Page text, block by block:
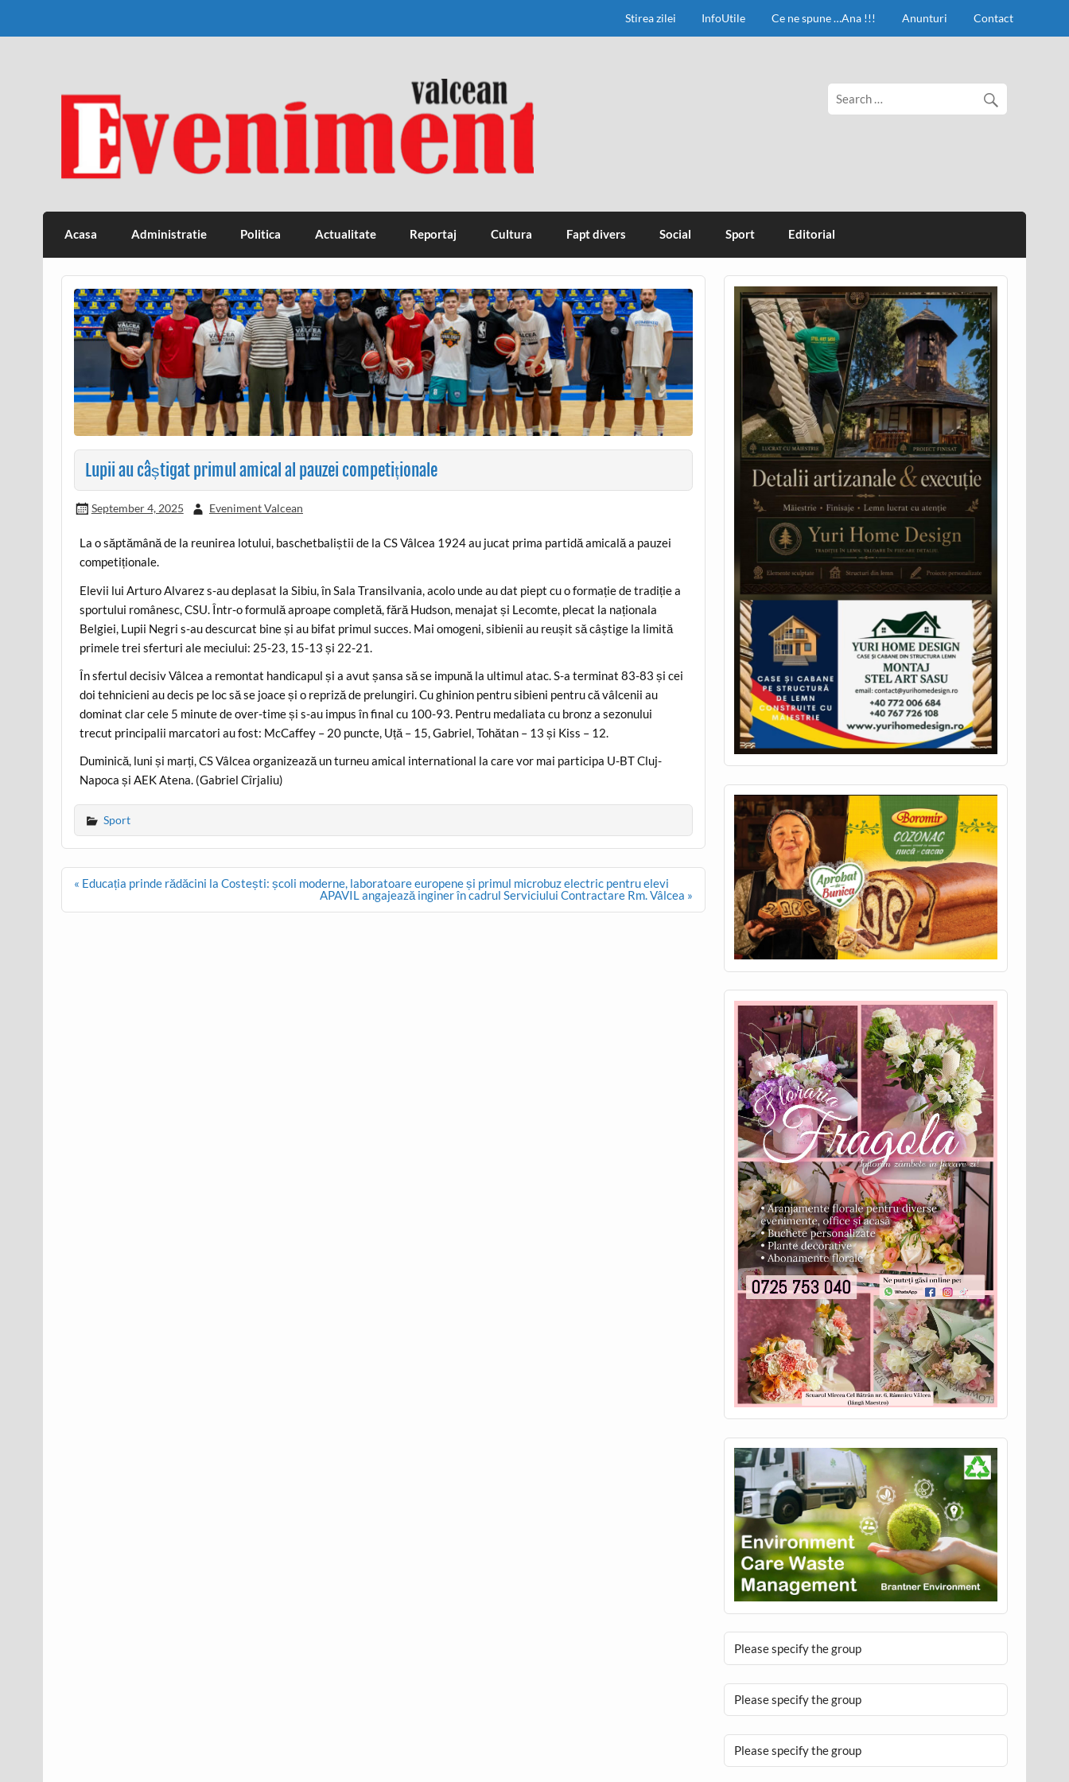
Stirea zilei InfoUtile Ce ne spune …Ana !!! Anunturi Contact
Eveniment Valcean
Acasa Administratie Politica Actualitate Reportaj Cultura Fapt divers Social Sport Editorial
Lupii au câștigat primul amical al pauzei competiționale
September 4, 2025 Eveniment Valcean
La o săptămână de la reunirea lotului, baschetbaliștii de la CS Vâlcea 1924 au jucat prima partidă amicală a pauzei
competiționale.
Elevii lui Arturo Alvarez s-au deplasat la Sibiu, în Sala Transilvania, acolo unde au dat piept cu o formație de tradiție a
sportului românesc, CSU. Într-o formulă aproape completă, fără Hudson, menajat și Lecomte, plecat la naționala
Belgiei, Lupii Negri s-au descurcat bine și au bifat primul succes. Mai omogeni, sibienii au reușit să câștige la limită
primele trei sferturi ale meciului: 25-23, 15-13 și 22-21.
În sfertul decisiv Vâlcea a remontat handicapul și a avut șansa să se impună la ultimul atac. S-a terminat 83-83 și cei
doi tehnicieni au decis pe loc să se joace și o repriză de prelungiri. Cu ghinion pentru sibieni pentru că vâlcenii au
dominat clar cele 5 minute de over-time și s-au impus în final cu 100-93. Pentru medaliata cu bronz a sezonului
trecut principalii marcatori au fost: McCaffey – 20 puncte, Uță – 15, Gabriel, Tohătan – 13 și Kiss – 12.
Duminică, luni și marți, CS Vâlcea organizează un turneu amical international la care vor mai participa U-BT Cluj-
Napoca și AEK Atena. (Gabriel Cîrjaliu)
Sport
Post
« Educația prinde rădăcini la Costești: școli moderne, laboratoare europene și primul microbuz electric pentru elevi
APAVIL angajează inginer în cadrul Serviciului Contractare Rm. Vâlcea »
Please specify the group
Please specify the group
Please specify the group